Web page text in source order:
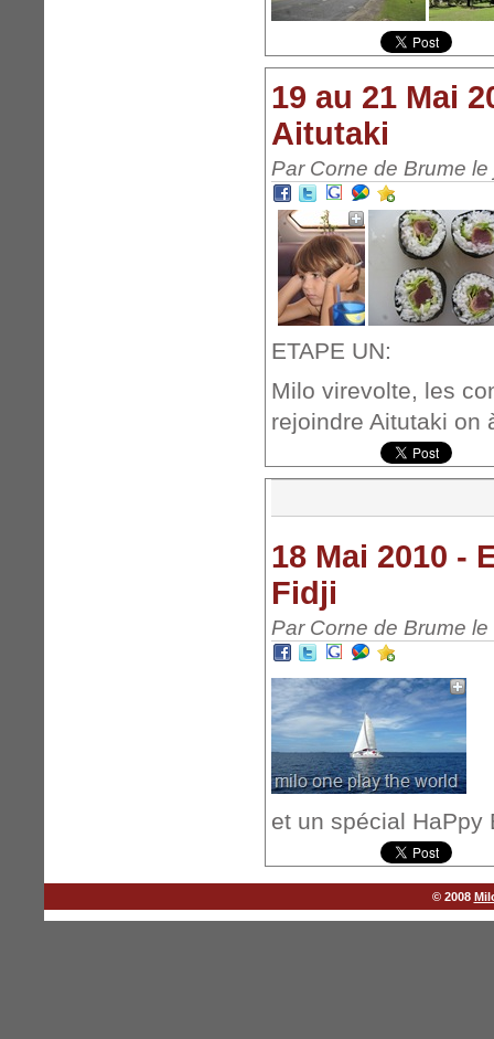
19 au 21 Mai
Aitutaki
Par Corne de Brume
ETAPE UN:
Milo virevolte, les
rejoindre Aitutaki on
18 Mai 2010 -
Fidji
Par Corne de Brume
et un spécial HaPpy
© 2008